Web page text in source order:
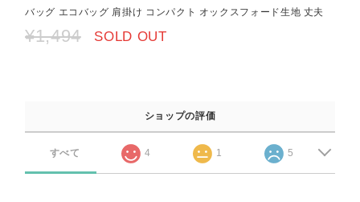
バッグ エコバッグ 肩掛け コンパクト オックスフォード生地 丈夫
¥1,494 SOLD OUT
ショップの評価
すべて 4 1 5